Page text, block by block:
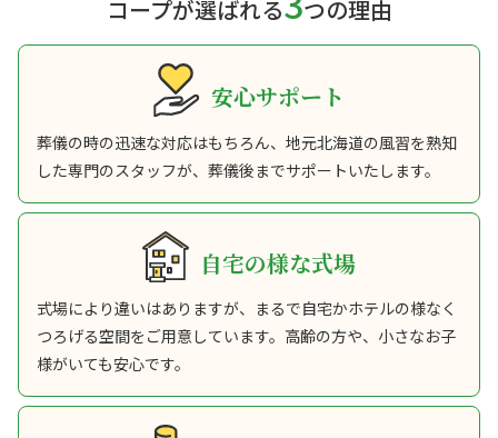
コープが選ばれる つの理由
安心サポート
葬儀の時の迅速な対応はもちろん、地元北海道の風習を熟知
した専門のスタッフが、葬儀後までサポートいたします。
自宅の様な式場
式場により違いはありますが、まるで自宅かホテルの様なく
つろげる空間をご用意しています。高齢の方や、小さなお子
様がいても安心です。